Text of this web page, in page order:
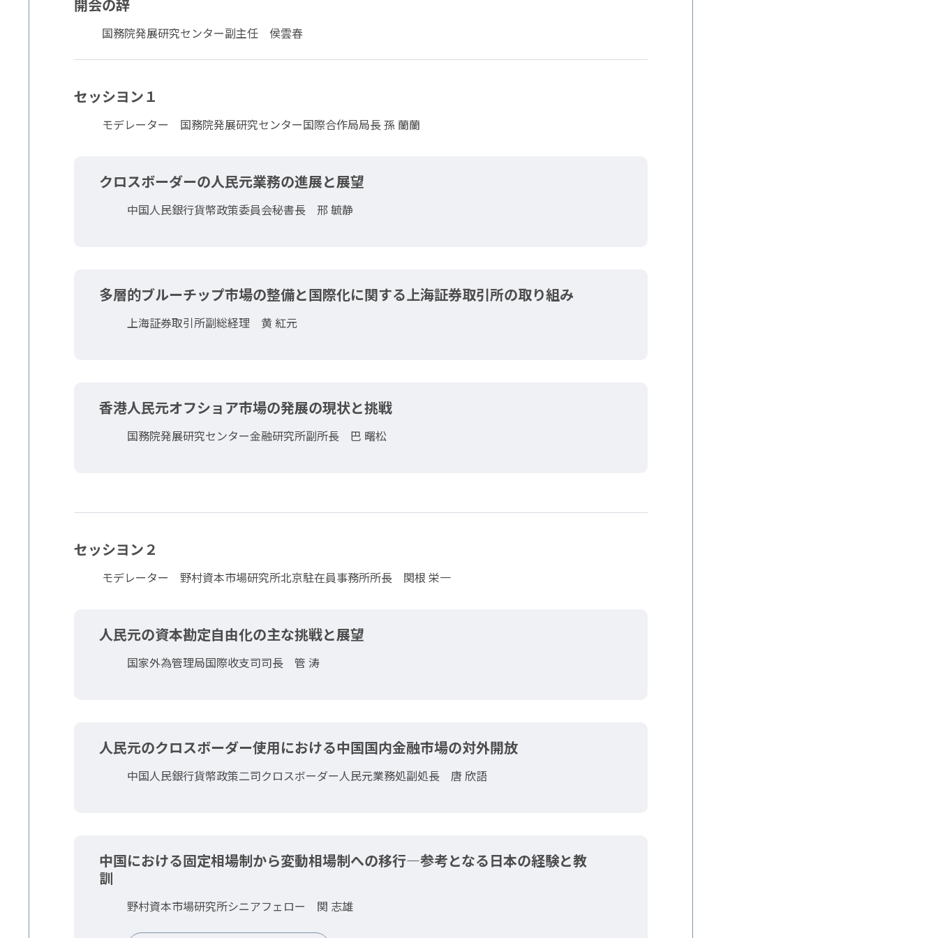
開会の辞
国務院発展研究センター副主任 侯雲春
セッシヨン１
モデレーター 国務院発展研究センター国際合作局局長 孫 蘭蘭
クロスボーダーの人民元業務の進展と展望
中国人民銀行貨幣政策委員会秘書長 邢 毓静
多層的ブルーチップ市場の整備と国際化に関する上海証券取引所の取り組み
上海証券取引所副総経理 黄 紅元
香港人民元オフショア市場の発展の現状と挑戦
国務院発展研究センター金融研究所副所長 巴 曙松
セッシヨン２
モデレーター 野村資本市場研究所北京駐在員事務所所長 関根 栄一
人民元の資本勘定自由化の主な挑戦と展望
国家外為管理局国際收支司司長 管 涛
人民元のクロスボーダー使用における中国国内金融市場の対外開放
中国人民銀行貨幣政策二司クロスボーダー人民元業務処副処長 唐 欣語
中国における固定相場制から変動相場制への移行―参考となる日本の経験と教
訓
野村資本市場研究所シニアフェロー 関 志雄